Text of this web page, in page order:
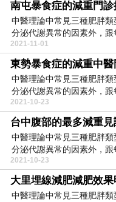
中醫理論中常見三種肥胖
分泌代謝異常的因素外，
傳、生活習慣...
2021-11-01
中醫理論中常見三種肥胖
分泌代謝異常的因素外，
傳、生活習慣...
2021-10-23
中醫理論中常見三種肥胖
分泌代謝異常的因素外，
傳、生活習慣...
2021-10-23
中醫理論中常見三種肥胖